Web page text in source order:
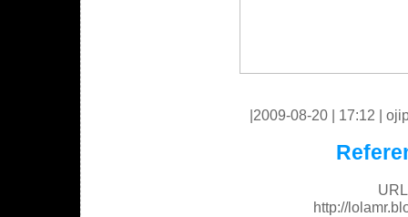
|2009-08-20 | 17:12 |
http://